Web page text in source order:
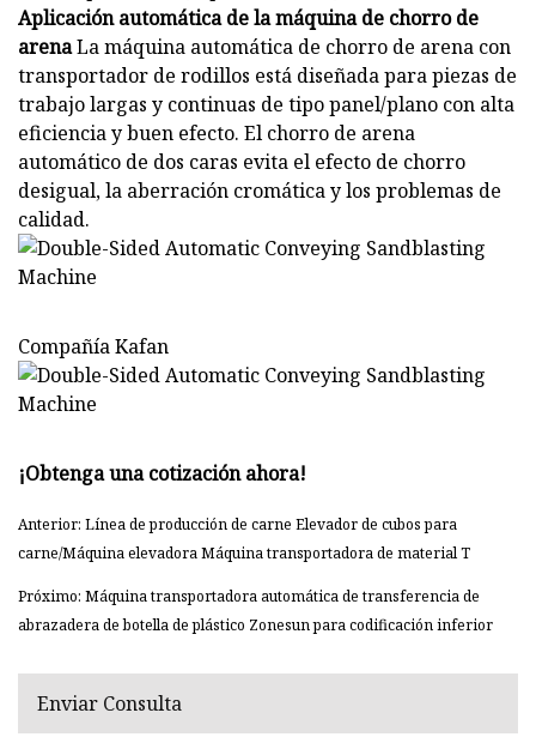
Aplicación automática de la máquina de chorro de
arenaLa máquina automática de chorro de arena con
transportador de rodillos está diseñada para piezas de
trabajo largas y continuas de tipo panel/plano con alta
eficiencia y buen efecto. El chorro de arena
automático de dos caras evita el efecto de chorro
desigual, la aberración cromática y los problemas de
calidad.
Compañía Kafan
¡Obtenga una cotización ahora!
Anterior: Línea de producción de carne Elevador de cubos para
carne/Máquina elevadora Máquina transportadora de material T
Próximo: Máquina transportadora automática de transferencia de
abrazadera de botella de plástico Zonesun para codificación inferior
Enviar Consulta